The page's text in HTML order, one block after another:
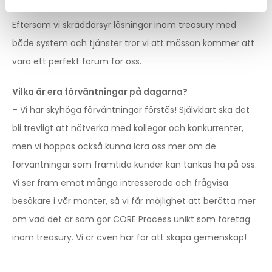
Eftersom vi skräddarsyr lösningar inom treasury med
både system och tjänster tror vi att mässan kommer att
vara ett perfekt forum för oss.
Vilka är era förväntningar på dagarna?
– Vi har skyhöga förväntningar förstås! Självklart ska det
bli trevligt att nätverka med kollegor och konkurrenter,
men vi hoppas också kunna lära oss mer om de
förväntningar som framtida kunder kan tänkas ha på oss.
Vi ser fram emot många intresserade och frågvisa
besökare i vår monter, så vi får möjlighet att berätta mer
om vad det är som gör CORE Process unikt som företag
inom treasury. Vi är även här för att skapa gemenskap!